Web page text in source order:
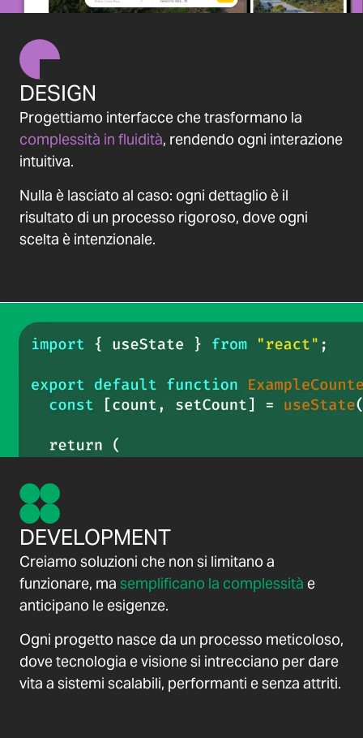
DESIGN
Progettiamo interfacce che trasformano la
complessità in fluidità, rendendo ogni interazione
intuitiva.
Nulla è lasciato al caso: ogni dettaglio è il
risultato di un processo rigoroso, dove ogni
scelta è intenzionale.
DEVELOPMENT
Creiamo soluzioni che non si limitano a
funzionare, ma semplificano la complessità e
anticipano le esigenze.
Ogni progetto nasce da un processo meticoloso,
dove tecnologia e visione si intrecciano per dare
vita a sistemi scalabili, performanti e senza attriti.